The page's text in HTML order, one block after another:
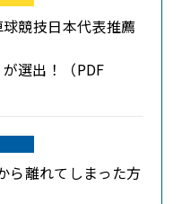
競技日本代表推薦
選出！（PDF
ら離れてしまった方